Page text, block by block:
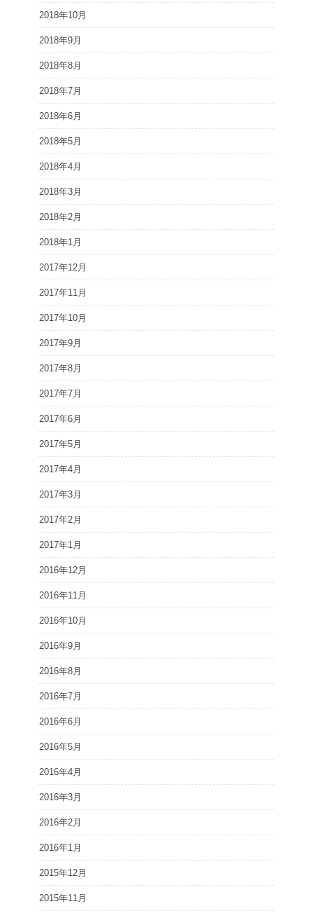
2018年10月
2018年9月
2018年8月
2018年7月
2018年6月
2018年5月
2018年4月
2018年3月
2018年2月
2018年1月
2017年12月
2017年11月
2017年10月
2017年9月
2017年8月
2017年7月
2017年6月
2017年5月
2017年4月
2017年3月
2017年2月
2017年1月
2016年12月
2016年11月
2016年10月
2016年9月
2016年8月
2016年7月
2016年6月
2016年5月
2016年4月
2016年3月
2016年2月
2016年1月
2015年12月
2015年11月